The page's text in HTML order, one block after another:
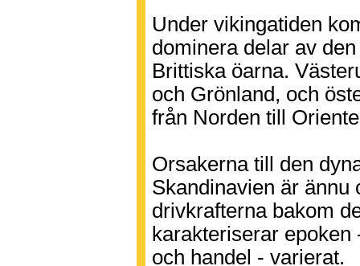
Under vikingatiden
dominera delar av
Brittiska öarna.
och Grönland, och
från Norden till
Orsakerna till den
Skandinavien är ännu
drivkrafterna bakom
karakteriserar
och handel - varierat.